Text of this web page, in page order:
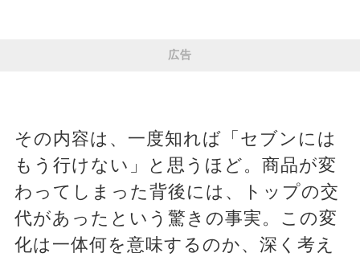
広告
その内容は、一度知れば「セブンには
もう行けない」と思うほど。商品が変
わってしまった背後には、トップの交
代があったという驚きの事実。この変
化は一体何を意味するのか、深く考え